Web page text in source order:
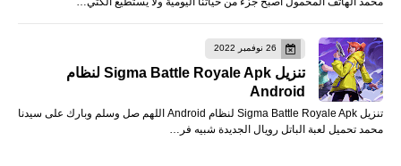
26 نوفمبر 2022
تنزيل Sigma Battle Royale Apk لنظام
Android
تنزيل Sigma Battle Royale Apk لنظام Android اللهم صل وسلم وبارك على سيدنا
محمد تحميل لعبة الباتل رويال الجديدة شبيه فر…